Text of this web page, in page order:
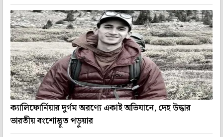
ক্যালিফোর্নিয়ার দুর্গম অরণ্যে একাই অভিযানে, দেহ উদ্ধার
ভারতীয় বংশোদ্ভূত পড়ুয়ার